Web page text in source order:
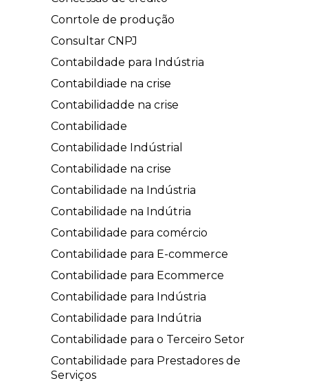
Conrtole de produção
Consultar CNPJ
Contabildade para Indústria
Contabildiade na crise
Contabilidadde na crise
Contabilidade
Contabilidade Indústrial
Contabilidade na crise
Contabilidade na Indústria
Contabilidade na Indútria
Contabilidade para comércio
Contabilidade para E-commerce
Contabilidade para Ecommerce
Contabilidade para Indústria
Contabilidade para Indútria
Contabilidade para o Terceiro Setor
Contabilidade para Prestadores de
Serviços